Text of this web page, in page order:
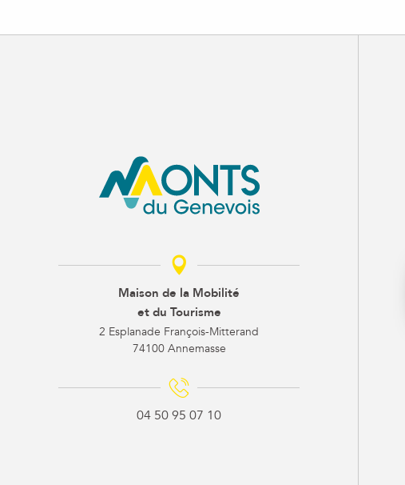
Maison de la Mobilité
et du Tourisme
2 Esplanade François-Mitterand
74100 Annemasse
04 50 95 07 10